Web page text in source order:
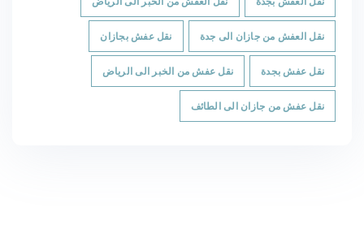
نقل العفش من جازان الى جدة نقل عفش بجازان
نقل عفش بجدة نقل عفش من الخبر الى الرياض
نقل عفش من جازان الى الطائف